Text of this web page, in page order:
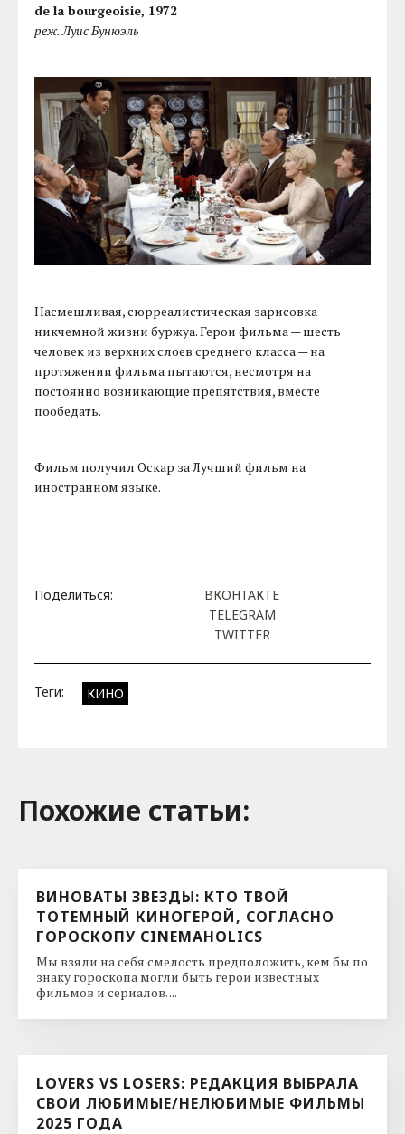
de la bourgeoisie, 1972
реж. Луис Бунюэль
Насмешливая, сюрреалистическая зарисовка
никчемной жизни буржуа. Герои фильма — шесть
человек из верхних слоев среднего класса — на
протяжении фильма пытаются, несмотря на
постоянно возникающие препятствия, вместе
пообедать.
Фильм получил Оскар за Лучший фильм на
иностранном языке.
Поделиться:
ВКОНТАКТЕ
TELEGRAM
TWITTER
Теги: КИНО
Похожие cтатьи:
ВИНОВАТЫ ЗВЕЗДЫ: КТО ТВОЙ
ТОТЕМНЫЙ КИНОГЕРОЙ, СОГЛАСНО
ГОРОСКОПУ CINEMAHOLICS
Мы взяли на себя смелость предположить, кем бы по
знаку гороскопа могли быть герои известных
фильмов и сериалов. ...
LOVERS VS LOSERS: РЕДАКЦИЯ ВЫБРАЛА
СВОИ ЛЮБИМЫЕ/НЕЛЮБИМЫЕ ФИЛЬМЫ
2025 ГОДА